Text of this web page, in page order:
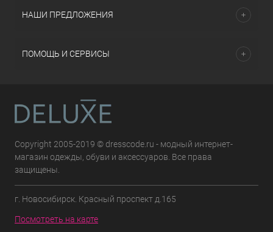
НАШИ ПРЕДЛОЖЕНИЯ
ПОМОЩЬ И СЕРВИСЫ
Copyright 2005-2019 © dresscode.ru - модный интернет-
магазин одежды, обуви и аксессуаров. Все права
защищены.
г. Новосибирск. Красный проспект д.165
Посмотреть на карте